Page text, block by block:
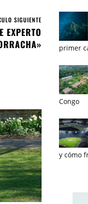
SIGUIENTE
EXPERTO
primer
Congo
y cómo